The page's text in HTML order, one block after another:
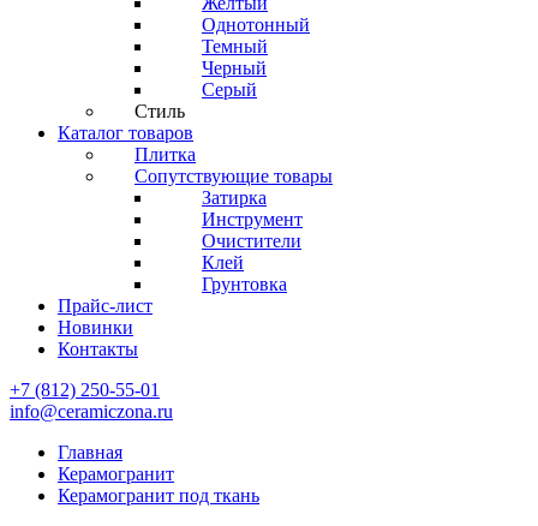
Однотонный
Темный
Черный
Серый
Стиль
Каталог товаров
Плитка
Сопутствующие товары
Затирка
Инструмент
Очистители
Клей
Грунтовка
Прайс-лист
Новинки
Контакты
+7 (812) 250-55-01
info@ceramiczona.ru
Главная
Керамогранит
Керамогранит под ткань